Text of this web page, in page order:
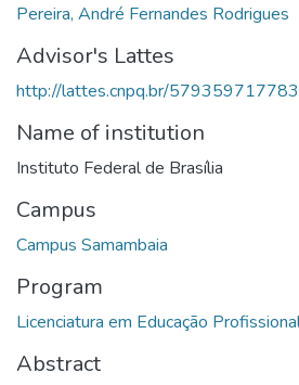
Pereira, André Fernandes Rodrigues
Advisor's Lattes
http://lattes.cnpq.br/
Name of institution
Instituto Federal de Brasília
Campus
Campus Samambaia
Program
Licenciatura em Educação
Abstract